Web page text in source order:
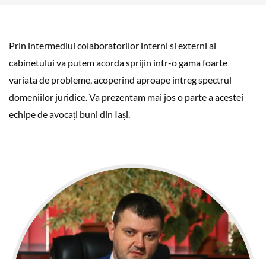
Prin intermediul colaboratorilor interni si externi ai
cabinetului va putem acorda sprijin intr-o gama foarte
variata de probleme, acoperind aproape intreg spectrul
domeniilor juridice. Va prezentam mai jos o parte a acestei
echipe de avocați buni din Iași.